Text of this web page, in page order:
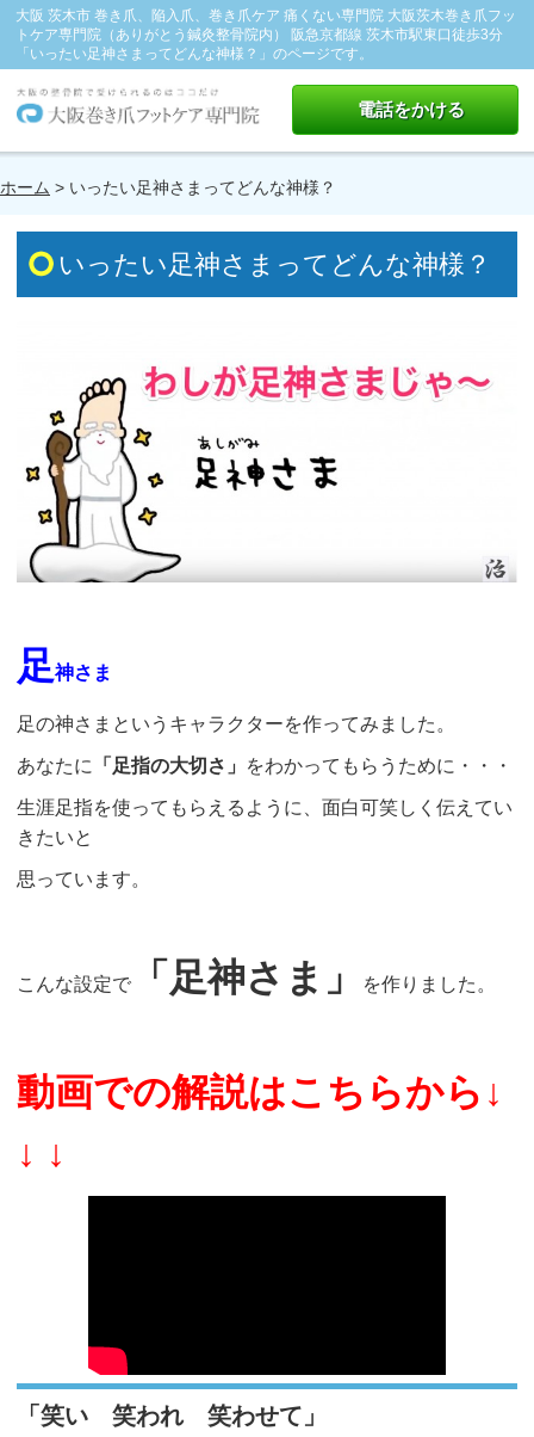
大阪 茨木市 巻き爪、陥入爪、巻き爪ケア 痛くない専門院 大阪茨木巻き爪フッ
トケア専門院（ありがとう鍼灸整骨院内） 阪急京都線 茨木市駅東口徒歩3分
「いったい足神さまってどんな神様？」のページです。
電話をかける
ホーム > いったい足神さまってどんな神様？
いったい足神さまってどんな神様？
足神さま
足の神さまというキャラクターを作ってみました。
あなたに 「足指の大切さ」 をわかってもらうために・・・
生涯足指を使ってもらえるように、面白可笑しく伝えてい
きたいと
思っています。
こんな設定で 「足神さま」 を作りました。
動画での解説はこちらから↓
↓ ↓
「笑い 笑われ 笑わせて」